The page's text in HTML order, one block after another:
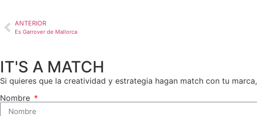
ANTERIOR
Es Garrover de Mallorca
IT'S A MATCH
Si quieres que la creatividad y estrategia hagan match con tu marca,
Nombre